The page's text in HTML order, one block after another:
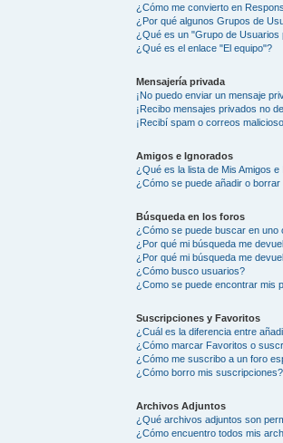
¿Cómo me convierto en
¿Por qué algunos Grupos de
¿Qué es un "Grupo de Usuarios
¿Qué es el enlace "El equipo"?
Mensajería privada
¡No puedo enviar un mensaje
¡Recibo mensajes privados no
¡Recibí spam o correos
Amigos e Ignorados
¿Qué es la lista de Mis Amigos e
¿Cómo se puede añadir o
Búsqueda en los foros
¿Cómo se puede buscar en uno
¿Por qué mi búsqueda me
¿Por qué mi búsqueda me
¿Cómo busco usuarios?
¿Como se puede encontrar mis
Suscripciones y Favoritos
¿Cuál es la diferencia entre
¿Cómo marcar Favoritos o
¿Cómo me suscribo a un foro
¿Cómo borro mis suscripciones?
Archivos Adjuntos
¿Qué archivos adjuntos son
¿Cómo encuentro todos mis